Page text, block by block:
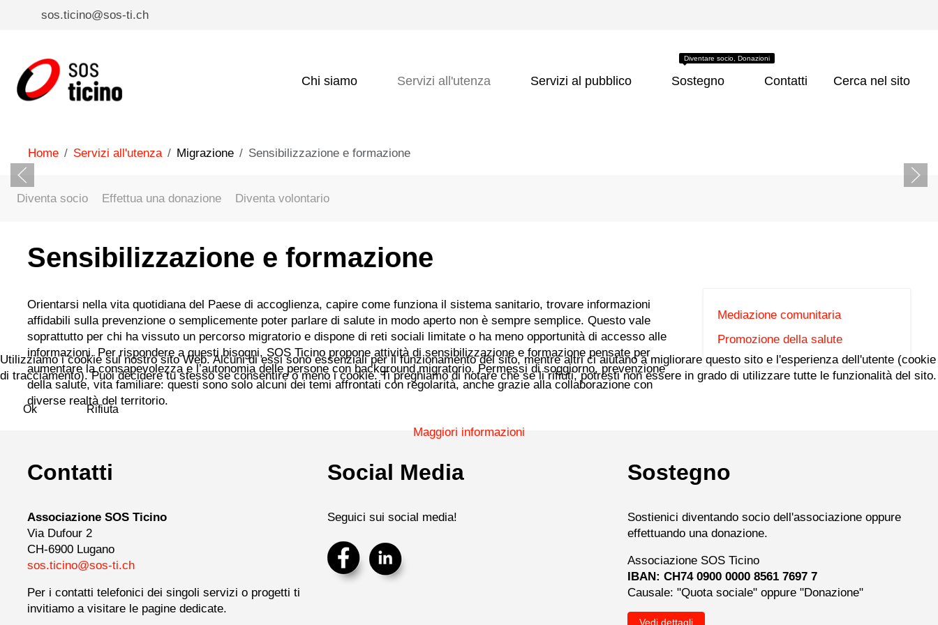
sos.ticino@sos-ti.ch
Chi siamo Servizi all'utenza Servizi al pubblico Sostegno
Diventare socio, Donazioni
Contatti Cerca nel sito
Home Servizi all'utenza Migrazione Sensibilizzazione e formazione
Diventa socio Effettua una donazione Diventa volontario
Sensibilizzazione e formazione
Orientarsi nella vita quotidiana del Paese di accoglienza, capire come funziona il sistema sanitario, trovare informazioni
affidabili sulla prevenzione o semplicemente poter parlare di salute in modo aperto non è sempre semplice. Questo vale
soprattutto per chi ha vissuto un percorso migratorio e dispone di reti sociali limitate o ha meno opportunità di accesso alle
informazioni. Per rispondere a questi bisogni, SOS Ticino propone attività di sensibilizzazione e formazione pensate per
aumentare la consapevolezza e l’autonomia delle persone con background migratorio. Permessi di soggiorno, prevenzione
della salute, vita familiare: questi sono solo alcuni dei temi affrontati con regolarità, anche grazie alla collaborazione con
diverse realtà del territorio.
Mediazione comunitaria
Promozione della salute
Contatti
Associazione SOS Ticino
Via Dufour 2
CH-6900 Lugano
sos.ticino@sos-ti.ch
Per i contatti telefonici dei singoli servizi o progetti ti
invitiamo a visitare le pagine dedicate.
Social Media
Seguici sui social media!
Sostegno
Sostienici diventando socio dell'associazione oppure
effettuando una donazione.
Associazione SOS Ticino
IBAN: CH74 0900 0000 8561 7697 7
Causale: "Quota sociale" oppure "Donazione"
Vedi dettagli
Utilizziamo i cookie sul nostro sito Web. Alcuni di essi sono essenziali per il funzionamento del sito, mentre altri ci aiutano a migliorare questo sito e l'esperienza dell'utente (cookie
di tracciamento). Puoi decidere tu stesso se consentire o meno i cookie. Ti preghiamo di notare che se li rifiuti, potresti non essere in grado di utilizzare tutte le funzionalità del sito.
Ok Rifiuta
Maggiori informazioni